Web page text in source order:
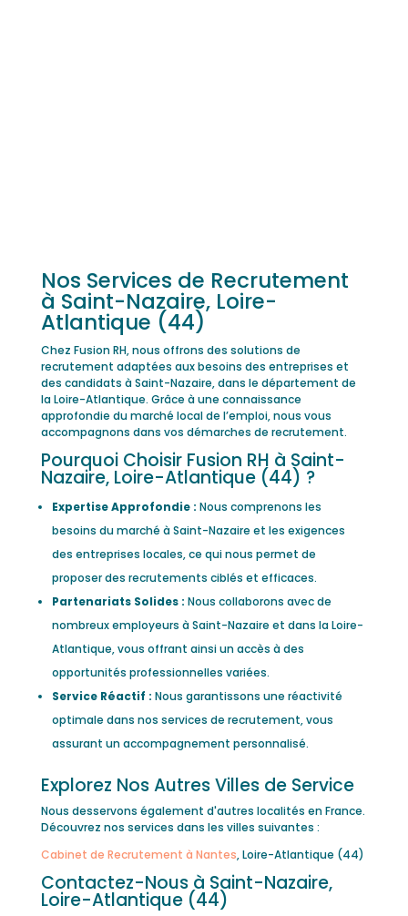
Nos Services de Recrutement
à Saint-Nazaire, Loire-
Atlantique (44)
Chez Fusion RH, nous offrons des solutions de
recrutement adaptées aux besoins des entreprises et
des candidats à Saint-Nazaire, dans le département de
la Loire-Atlantique. Grâce à une connaissance
approfondie du marché local de l’emploi, nous vous
accompagnons dans vos démarches de recrutement.
Pourquoi Choisir Fusion RH à Saint-
Nazaire, Loire-Atlantique (44) ?
Expertise Approfondie : Nous comprenons les
besoins du marché à Saint-Nazaire et les exigences
des entreprises locales, ce qui nous permet de
proposer des recrutements ciblés et efficaces.
Partenariats Solides : Nous collaborons avec de
nombreux employeurs à Saint-Nazaire et dans la Loire-
Atlantique, vous offrant ainsi un accès à des
opportunités professionnelles variées.
Service Réactif : Nous garantissons une réactivité
optimale dans nos services de recrutement, vous
assurant un accompagnement personnalisé.
Explorez Nos Autres Villes de Service
Nous desservons également d'autres localités en France.
Découvrez nos services dans les villes suivantes :
Cabinet de Recrutement à Nantes, Loire-Atlantique (44)
Contactez-Nous à Saint-Nazaire,
Loire-Atlantique (44)